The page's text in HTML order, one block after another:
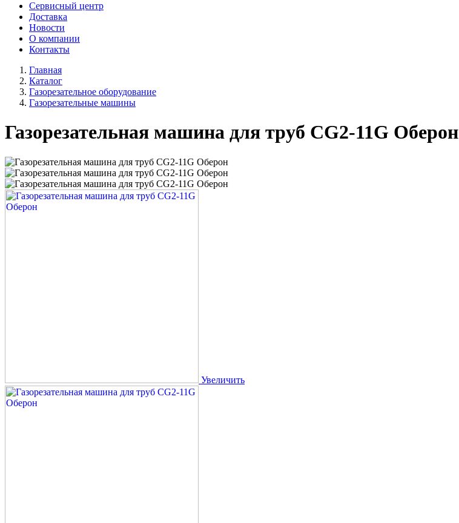
Сервисный центр
Доставка
Новости
О компании
Контакты
Главная
Каталог
Газорезательное оборудование
Газорезательные машины
Газорезательная машина для труб CG2-11G Оберон
Увеличить